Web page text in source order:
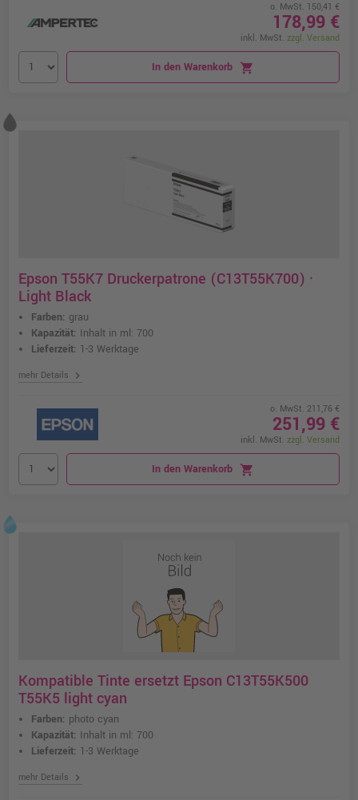
o. MwSt. 150,41 €
178,99 €
inkl. MwSt. zzgl. Versand
In den Warenkorb shopping_cart
Epson T55K7 Druckerpatrone (C13T55K700) ·
Light Black
Farben: grau
Kapazität: Inhalt in ml: 700
Lieferzeit: 1-3 Werktage
mehr Details chevron_right
o. MwSt. 211,76 €
251,99 €
inkl. MwSt. zzgl. Versand
In den Warenkorb shopping_cart
Kompatible Tinte ersetzt Epson C13T55K500
T55K5 light cyan
Farben: photo cyan
Kapazität: Inhalt in ml: 700
Lieferzeit: 1-3 Werktage
mehr Details chevron_right